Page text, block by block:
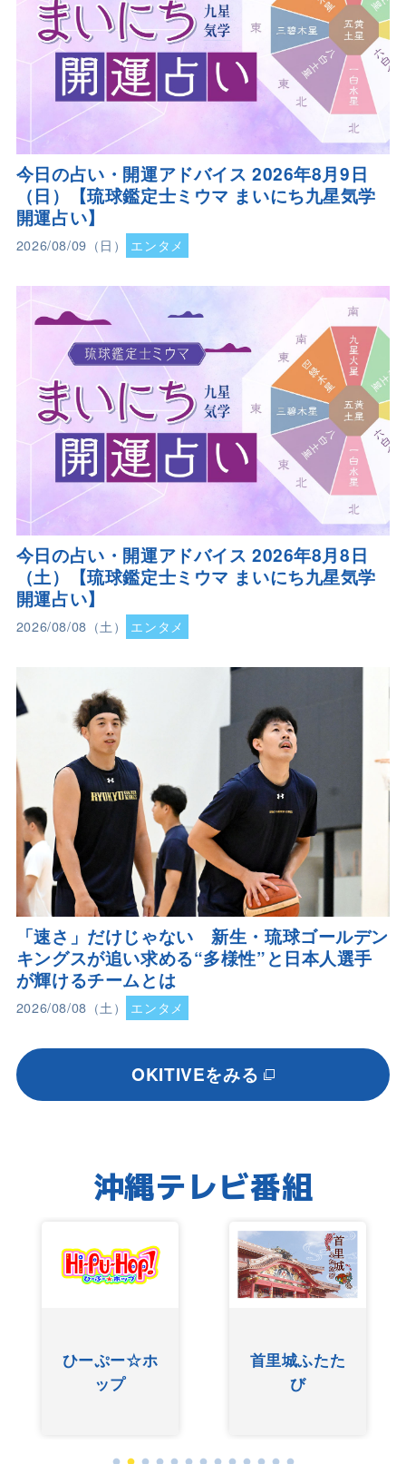
今日の占い・開運アドバイス 2026年8月9日
（日）【琉球鑑定士ミウマ まいにち九星気学
開運占い】
2026/08/09（日） エンタメ
今日の占い・開運アドバイス 2026年8月8日
（土）【琉球鑑定士ミウマ まいにち九星気学
開運占い】
2026/08/08（土） エンタメ
「速さ」だけじゃない 新生・琉球ゴールデン
キングスが追い求める“多様性”と日本人選手
が輝けるチームとは
2026/08/08（土） エンタメ
OKITIVEをみる
沖縄テレビ番組
ひーぷー☆ホ
ップ
首里城ふたた
び